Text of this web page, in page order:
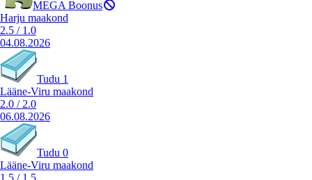
MEGA Boonus
Harju maakond
2.5 / 1.0
04.08.2026
Tudu 1
Lääne-Viru maakond
2.0 / 2.0
06.08.2026
Tudu 0
Lääne-Viru maakond
1.5 / 1.5